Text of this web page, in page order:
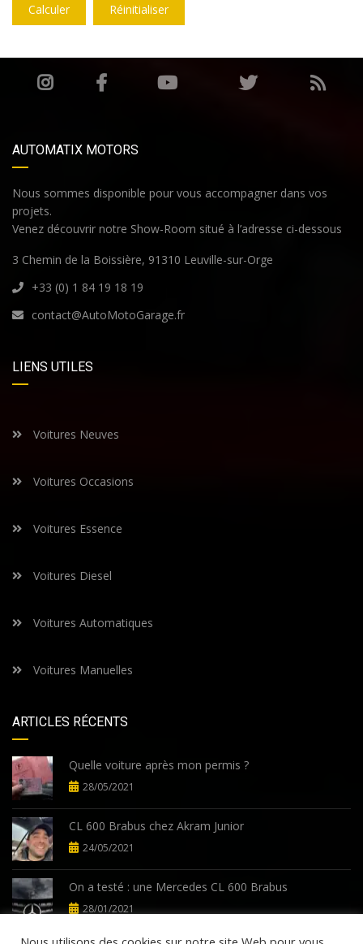
Calculer Réinitialiser
AUTOMATIX MOTORS
Nous sommes disponible pour vous accompagner dans vos
projets.
Venez découvrir notre Show-Room situé à l’adresse ci-dessous
3 Chemin de la Boissière, 91310 Leuville-sur-Orge
+33 (0) 1 84 19 18 19
contact@AutoMotoGarage.fr
LIENS UTILES
Voitures Neuves
Voitures Occasions
Voitures Essence
Voitures Diesel
Voitures Automatiques
Voitures Manuelles
ARTICLES RÉCENTS
Quelle voiture après mon permis ?
28/05/2021
CL 600 Brabus chez Akram Junior
24/05/2021
On a testé : une Mercedes CL 600 Brabus
28/01/2021